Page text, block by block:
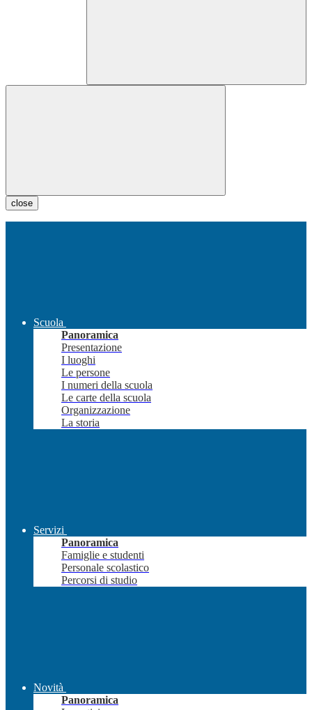
close
Scuola
Panoramica
Presentazione
I luoghi
Le persone
I numeri della scuola
Le carte della scuola
Organizzazione
La storia
Servizi
Panoramica
Famiglie e studenti
Personale scolastico
Percorsi di studio
Novità
Panoramica